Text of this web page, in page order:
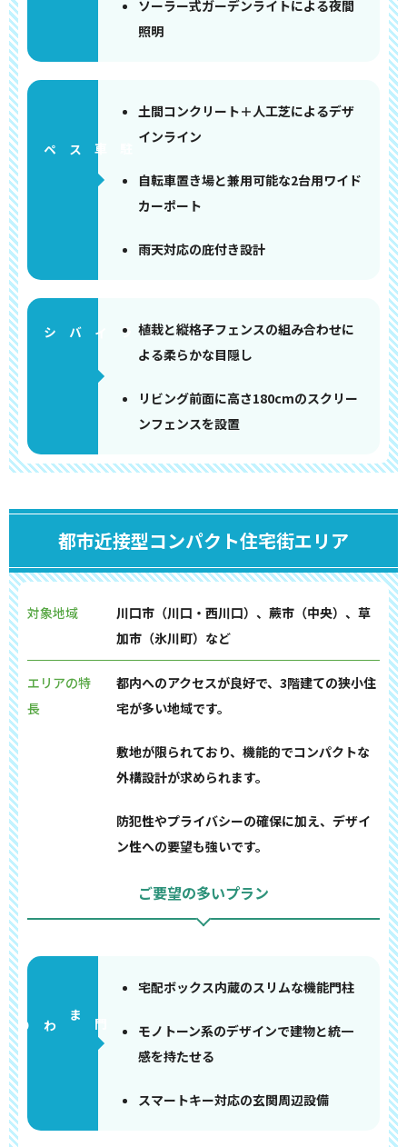
ソーラー式ガーデンライトによる夜間
照明
土間コンクリート＋人工芝によるデザ
インライン
自転車置き場と兼用可能な2台用ワイド
カーポート
雨天対応の庇付き設計
植栽と縦格子フェンスの組み合わせに
よる柔らかな目隠し
リビング前面に高さ180cmのスクリー
ンフェンスを設置
都市近接型コンパクト住宅街エリア
対象地域
川口市（川口・西川口）、蕨市（中央）、草
加市（氷川町）など
エリアの特
長
都内へのアクセスが良好で、3階建ての狭小住
宅が多い地域です。
敷地が限られており、機能的でコンパクトな
外構設計が求められます。
防犯性やプライバシーの確保に加え、デザイ
ン性への要望も強いです。
ご要望の多いプラン
門まわり
宅配ボックス内蔵のスリムな機能門柱
モノトーン系のデザインで建物と統一
感を持たせる
スマートキー対応の玄関周辺設備